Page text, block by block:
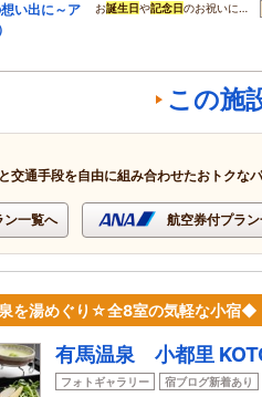
い出に～ア
お誕生日や記念日のお祝いに…
この施
交通手段を自由に組み合わせたおトクな
ン一覧へ 航空券付プラ
を湯めぐり☆全8室の気軽な小宿◆
有馬温泉 小都里
フォトギャラリー 宿ブログ新着あり